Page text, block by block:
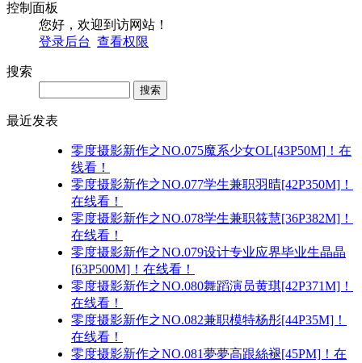
控制面板
您好，欢迎到访网站！
登录后台 查看权限
搜索
最近发表
零度摄影新作之NO.075魔系少女OL[43P50M]！在
线看！
零度摄影新作之NO.077学生兼职羽晴[42P350M]！
在线看！
零度摄影新作之NO.078学生兼职筱慧[36P382M]！
在线看！
零度摄影新作之NO.079设计专业应界毕业生晶晶
[63P500M]！在线看！
零度摄影新作之NO.080舞蹈演员黄琪[42P371M]！
在线看！
零度摄影新作之NO.082兼职模特杨彤[44P35M]！
在线看！
零度摄影新作之NO.081夢夢高跟絲褪[45PM]！在